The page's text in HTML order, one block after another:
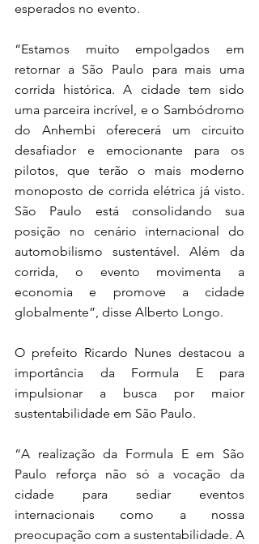
esperados no evento.
“Estamos muito empolgados em
retornar a São Paulo para mais uma
corrida histórica. A cidade tem sido
uma parceira incrível, e o Sambódromo
do Anhembi oferecerá um circuito
desafiador e emocionante para os
pilotos, que terão o mais moderno
monoposto de corrida elétrica já visto.
São Paulo está consolidando sua
posição no cenário internacional do
automobilismo sustentável. Além da
corrida, o evento movimenta a
economia e promove a cidade
globalmente”, disse Alberto Longo.
O prefeito Ricardo Nunes destacou a
importância da Formula E para
impulsionar a busca por maior
sustentabilidade em São Paulo.
“A realização da Formula E em São
Paulo reforça não só a vocação da
cidade para sediar eventos
internacionais como a nossa
preocupação com a sustentabilidade. A